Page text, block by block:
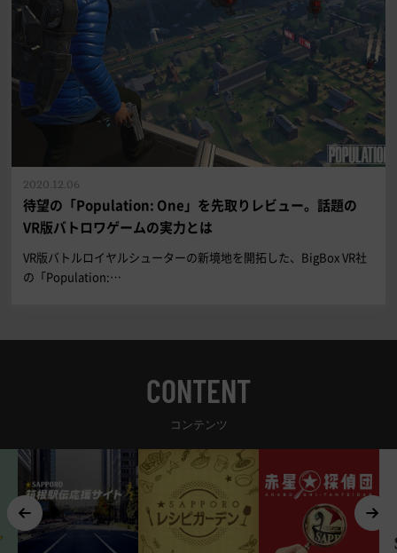
待望の「Population: One」を先取りレビュー。話題の
VR版バトロワゲームの実力とは
2020.12.06
VR版バトルロイヤルシューターの新境地を開拓した、BigBox VR社
の「Population:…
CONTENT
コンテンツ